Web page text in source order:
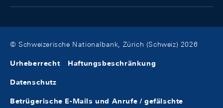
© Schweizerische Nationalbank, Zürich (Schweiz) 2026
Urheberrecht Haftungsbeschränkung
Datenschutz
Betrügerische E-Mails und Anrufe / gefälschte